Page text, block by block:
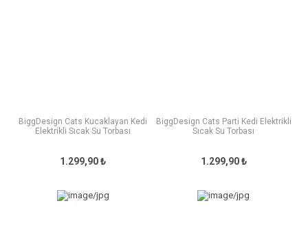
BiggDesign Cats Kucaklayan Kedi
Elektrikli Sıcak Su Torbası
1.299,90 ₺
BiggDesign Cats Parti Kedi Elektrikli
Sıcak Su Torbası
1.299,90 ₺